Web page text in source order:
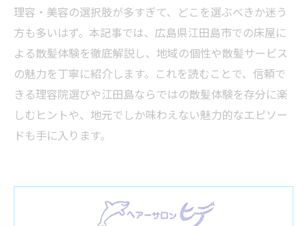
理容・美容の選択肢が多すぎて、どこを選ぶべきか迷う
方も多いはず。本記事では、広島県江田島市での床屋に
よる散髪体験を徹底解説し、地域の個性や散髪サービス
の魅力を丁寧に紹介します。これを読むことで、信頼で
きる理容院選びや江田島ならではの散髪体験を存分に楽
しむヒントや、地元でしか味わえない魅力的なエピソー
ドも手に入ります。